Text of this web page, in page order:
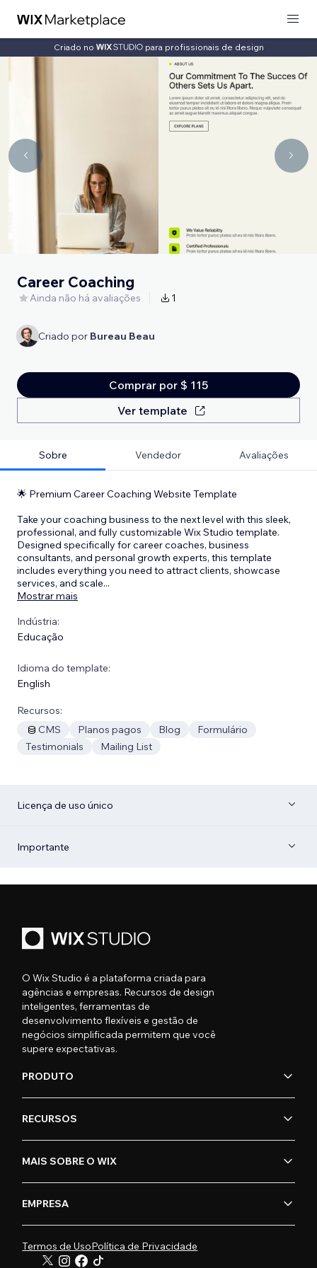
Criado no para profissionais de design
Career Coaching
Ainda não há avaliações 1
Criado por Bureau Beau
Comprar por $ 115
Ver template
Sobre Vendedor Avaliações
🌟 Premium Career Coaching Website Template
Take your coaching business to the next level with this sleek,
professional, and fully customizable Wix Studio template.
Designed specifically for career coaches, business
consultants, and personal growth experts, this template
includes everything you need to attract clients, showcase
services, and scale...
Mostrar mais
Indústria:
Educação
Idioma do template:
English
Recursos:
CMS
Planos pagos Blog
Formulário
Testimonials
Mailing List
Licença de uso único
Importante
O Wix Studio é a plataforma criada para
agências e empresas. Recursos de design
inteligentes, ferramentas de
desenvolvimento flexíveis e gestão de
negócios simplificada permitem que você
supere expectativas.
PRODUTO
RECURSOS
MAIS SOBRE O WIX
EMPRESA
Termos de UsoPolítica de Privacidade